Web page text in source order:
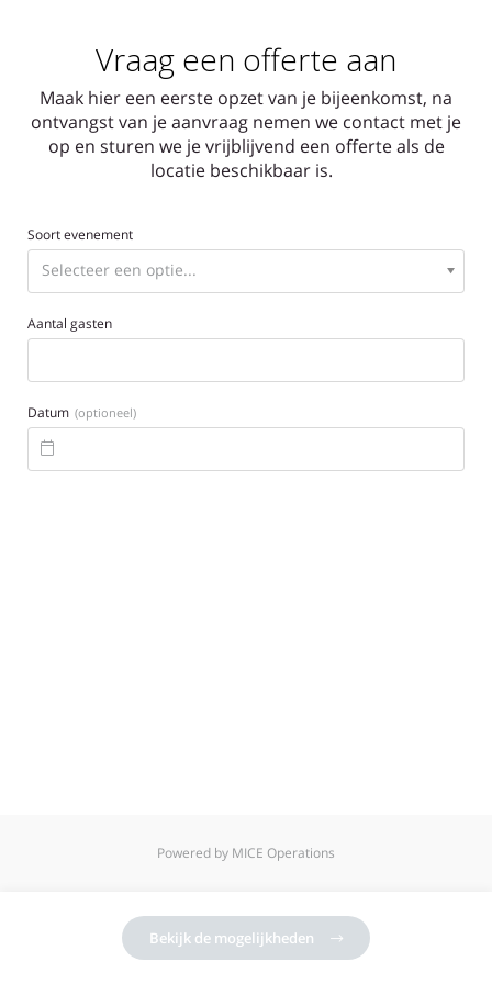
Vraag een offerte aan
Maak hier een eerste opzet van je bijeenkomst, na
ontvangst van je aanvraag nemen we contact met je
op en sturen we je vrijblijvend een offerte als de
locatie beschikbaar is.
Soort evenement
Aantal gasten
Datum (optioneel)

Powered by MICE Operations
Bekijk de mogelijkheden